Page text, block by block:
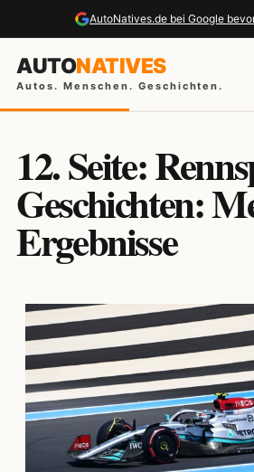
AutoNatives.de bei Google
AUTONATIVES
Autos. Menschen. Geschichten.
12. Seite:
Geschichten:
Ergebnisse